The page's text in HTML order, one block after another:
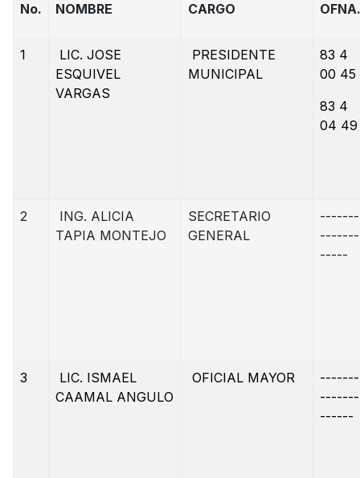
No. NOMBRE CARGO
OFNA.
1
LIC. JOSE
ESQUIVEL
VARGAS
PRESIDENTE
MUNICIPAL
83 4
00 45
83 4
04 49
2
ING. ALICIA
TAPIA MONTEJO
SECRETARIO
GENERAL
-------
-------
-----
3
LIC. ISMAEL
CAAMAL ANGULO
OFICIAL MAYOR
-------
-------
------